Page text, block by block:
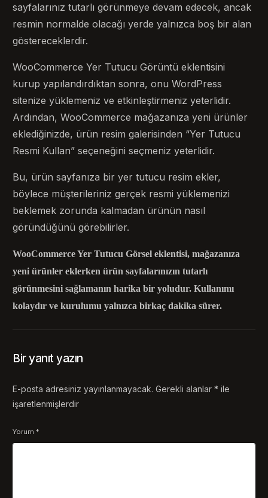
sayfalarınız tutarlı görünmeye devam edecek, ancak
resmin normalde olacağı yerde yalnızca boş bir alan
göstereceklerdir.
WooCommerce Yer Tutucu Görüntü eklentisini
kurup yapılandırdıktan sonra, onu WordPress
sitenize yüklemeniz ve etkinleştirmeniz yeterlidir.
Ardından, WooCommerce mağazanıza yeni ürünler
eklediğinizde, ürün resim galerisinden “Yer Tutucu
Resmi Kullan” seçeneğini seçmeniz yeterlidir.
Bu, ürün sayfanıza bir yer tutucu resim ekler,
böylece müşterileriniz gerçek resmi yüklemenizi
beklemek zorunda kalmadan ürünün nasıl
göründüğünü görebilirler.
WooCommerce Yer Tutucu Görsel eklentisi, mağazanıza
yeni ürünler eklerken ürün sayfalarınızın tutarlı
görünmesini sağlamanın harika bir yoludur. Kullanımı
kolaydır ve kurulumu yalnızca birkaç dakika sürer.
Bir yanıt yazın
E-posta adresiniz yayınlanmayacak. Gerekli alanlar* ile
işaretlenmişlerdir
Yorum*